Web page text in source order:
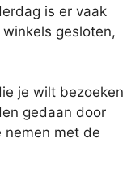
is er vaak
gesloten,
je wilt bezoeken
gedaan door
met de